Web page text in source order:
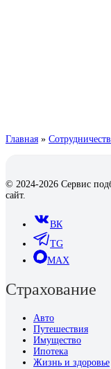
Главная »
© 2024-2026 Сервис
сайт.
ВК
TG
MAX
Страхование
Авто
Путешествия
Имущество
Ипотека
Жизнь и здоровье